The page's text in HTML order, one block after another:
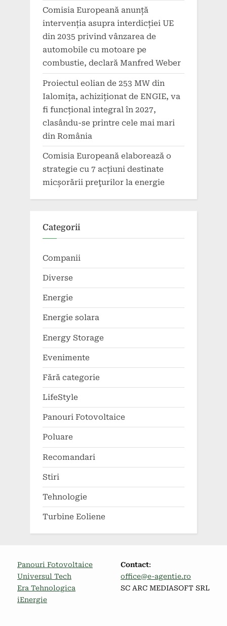
Comisia Europeană anunță
intervenția asupra interdicției UE
din 2035 privind vânzarea de
automobile cu motoare pe
combustie, declară Manfred Weber
Proiectul eolian de 253 MW din
Ialomița, achiziționat de ENGIE, va
fi funcțional integral în 2027,
clasându-se printre cele mai mari
din România
Comisia Europeană elaborează o
strategie cu 7 acțiuni destinate
micșorării preţurilor la energie
Categorii
Companii
Diverse
Energie
Energie solara
Energy Storage
Evenimente
Fără categorie
LifeStyle
Panouri Fotovoltaice
Poluare
Recomandari
Stiri
Tehnologie
Turbine Eoliene
Panouri Fotovoltaice
Universul Tech
Era Tehnologica
iEnergie
Contact:
office@e-agentie.ro
SC ARC MEDIASOFT SRL